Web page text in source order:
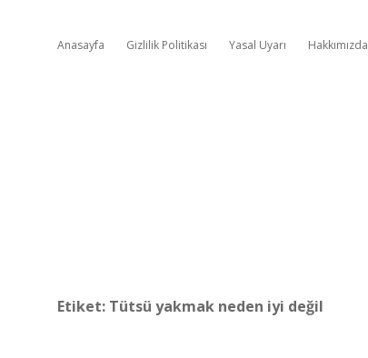
Anasayfa Gizlilik Politikası Yasal Uyarı Hakkımızda
Etiket: Tütsü yakmak neden iyi değil